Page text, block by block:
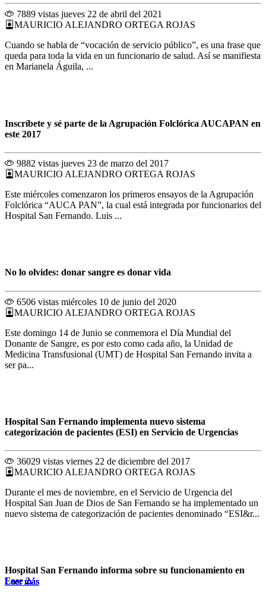
Leer más
Leer más
Leer más
Leer más
Leer más
Leer más
7889 vistas jueves 22 de abril del 2021
MAURICIO ALEJANDRO ORTEGA ROJAS
Cuando se habla de “vocación de servicio público”, es una frase que
queda para toda la vida en un funcionario de salud. Así se manifiesta
en Marianela Águila, ...
Leer más
Inscríbete y sé parte de la Agrupación Folclórica AUCAPAN en
este 2017
9882 vistas jueves 23 de marzo del 2017
MAURICIO ALEJANDRO ORTEGA ROJAS
Este miércoles comenzaron los primeros ensayos de la Agrupación
Folclórica “AUCA PAN”, la cual está integrada por funcionarios del
Hospital San Fernando. Luis ...
Leer más
No lo olvides: donar sangre es donar vida
6506 vistas miércoles 10 de junio del 2020
MAURICIO ALEJANDRO ORTEGA ROJAS
Este domingo 14 de Junio se conmemora el Día Mundial del
Donante de Sangre, es por esto como cada año, la Unidad de
Medicina Transfusional (UMT) de Hospital San Fernando invita a
ser pa...
Leer más
Hospital San Fernando implementa nuevo sistema
categorización de pacientes (ESI) en Servicio de Urgencias
36029 vistas viernes 22 de diciembre del 2017
MAURICIO ALEJANDRO ORTEGA ROJAS
Durante el mes de noviembre, en el Servicio de Urgencia del
Hospital San Juan de Dios de San Fernando se ha implementado un
nuevo sistema de categorización de pacientes denominado “ESI&r...
Leer más
Hospital San Fernando informa sobre su funcionamiento en
Fase 2
Leer más
Leer más